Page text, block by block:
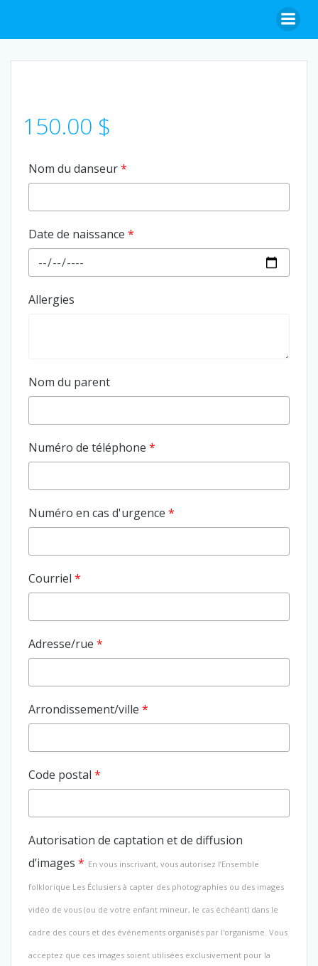
contenu
150.00 $
Nom du danseur*
Date de naissance *
Allergies
Nom du parent
Numéro de téléphone *
Numéro en cas d'urgence *
Courriel *
Adresse/rue *
Arrondissement/ville *
Code postal *
Autorisation de captation et de diffusion
d’images * En vous inscrivant, vous autorisez l’Ensemble
folklorique Les Éclusiers à capter des photographies ou des images
vidéo de vous (ou de votre enfant mineur, le cas échéant) dans le
cadre des cours et des événements organisés par l'organisme. Vous
acceptez que ces images soient utilisées exclusivement pour la